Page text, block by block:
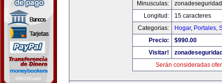
Minusculas:
Longitud:
15 caracteres
Categorias:
Hogar, Portales,
Precio:
$990.00
Visitar!
Serán consideradas